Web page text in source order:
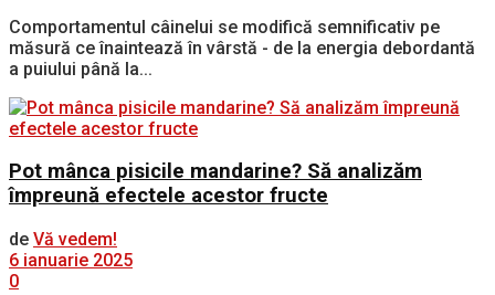
Comportamentul câinelui se modifică semnificativ pe
măsură ce înaintează în vârstă - de la energia debordantă
a puiului până la...
Pot mânca pisicile mandarine? Să analizăm
împreună efectele acestor fructe
de Vă vedem!
6 ianuarie 2025
0